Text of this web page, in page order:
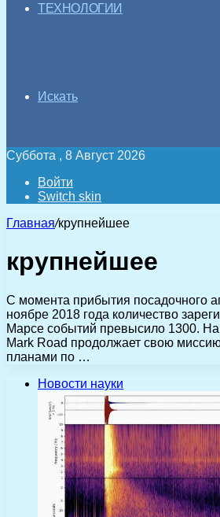
ТЕХНОЛОГИИ
Искать
Суббота , 8 Август 2026
Войти
Switch skin
Главная/крупнейшее
крупнейшее
С момента прибытия посадочного
ноябре 2018 года количество
Марсе событий превысило 1300.
Mark Road продолжает свою
планами по …
Новости науки